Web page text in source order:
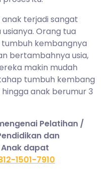
terjadi sangat
Orang tua
kembangnya
bertambahnya usia,
makin mudah
tumbuh kembang
anak berumur 3
Pelatihan /
dan
dapat
1501-7910